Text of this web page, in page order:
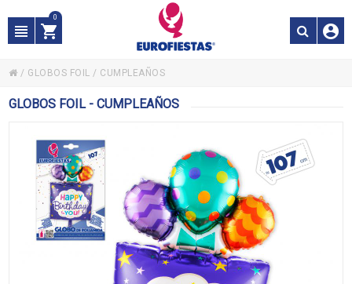
0
/ GLOBOS FOIL / CUMPLEAÑOS
GLOBOS FOIL - CUMPLEAÑOS